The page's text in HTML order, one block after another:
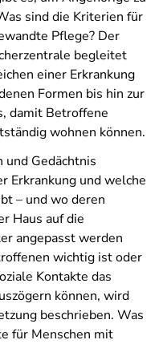
sind die Kriterien für
Pflege? Der
begleitet
einer Erkrankung
Formen bis hin zur
damit Betroffene
wohnen können.
und Gedächtnis
Erkrankung und welche
– und wo deren
Haus auf die
angepasst werden
wichtig ist oder
Kontakte das
können, wird
beschrieben. Was
für Menschen mit